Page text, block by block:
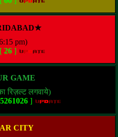
pm)
[ 26]
GAME
रिज़ल्ट लगवाये)
]
CITY